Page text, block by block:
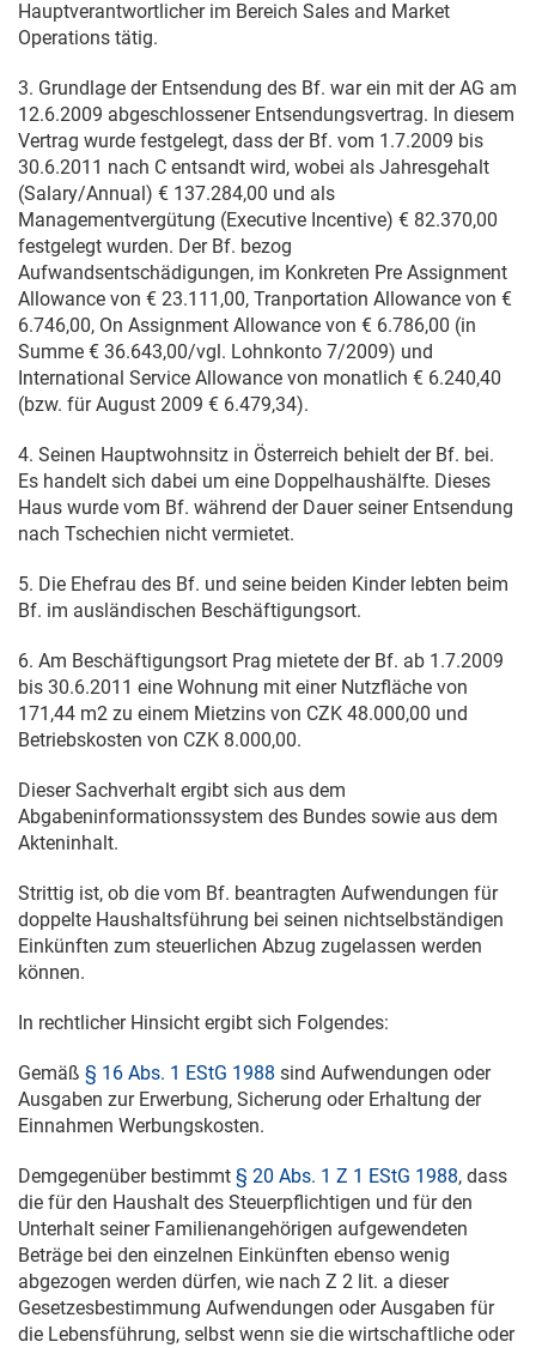
Hauptverantwortlicher im Bereich Sales and Market
Operations tätig.
3. Grundlage der Entsendung des Bf. war ein mit der AG am
12.6.2009 abgeschlossener Entsendungsvertrag. In diesem
Vertrag wurde festgelegt, dass der Bf. vom 1.7.2009 bis
30.6.2011 nach C entsandt wird, wobei als Jahresgehalt
(Salary/Annual) € 137.284,00 und als
Managementvergütung (Executive Incentive) € 82.370,00
festgelegt wurden. Der Bf. bezog
Aufwandsentschädigungen, im Konkreten Pre Assignment
Allowance von € 23.111,00, Tranportation Allowance von €
6.746,00, On Assignment Allowance von € 6.786,00 (in
Summe € 36.643,00/vgl. Lohnkonto 7/2009) und
International Service Allowance von monatlich € 6.240,40
(bzw. für August 2009 € 6.479,34).
4. Seinen Hauptwohnsitz in Österreich behielt der Bf. bei.
Es handelt sich dabei um eine Doppelhaushälfte. Dieses
Haus wurde vom Bf. während der Dauer seiner Entsendung
nach Tschechien nicht vermietet.
5. Die Ehefrau des Bf. und seine beiden Kinder lebten beim
Bf. im ausländischen Beschäftigungsort.
6. Am Beschäftigungsort Prag mietete der Bf. ab 1.7.2009
bis 30.6.2011 eine Wohnung mit einer Nutzfläche von
171,44 m2 zu einem Mietzins von CZK 48.000,00 und
Betriebskosten von CZK 8.000,00.
Dieser Sachverhalt ergibt sich aus dem
Abgabeninformationssystem des Bundes sowie aus dem
Akteninhalt.
Strittig ist, ob die vom Bf. beantragten Aufwendungen für
doppelte Haushaltsführung bei seinen nichtselbständigen
Einkünften zum steuerlichen Abzug zugelassen werden
können.
In rechtlicher Hinsicht ergibt sich Folgendes:
Gemäß § 16 Abs. 1 EStG 1988 sind Aufwendungen oder
Ausgaben zur Erwerbung, Sicherung oder Erhaltung der
Einnahmen Werbungskosten.
Demgegenüber bestimmt § 20 Abs. 1 Z 1 EStG 1988, dass
die für den Haushalt des Steuerpflichtigen und für den
Unterhalt seiner Familienangehörigen aufgewendeten
Beträge bei den einzelnen Einkünften ebenso wenig
abgezogen werden dürfen, wie nach Z 2 lit. a dieser
Gesetzesbestimmung Aufwendungen oder Ausgaben für
die Lebensführung, selbst wenn sie die wirtschaftliche oder